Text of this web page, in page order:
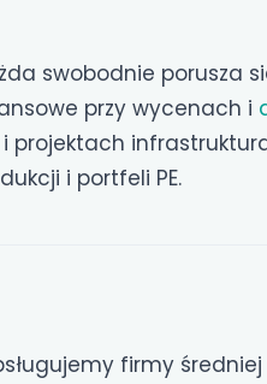
swobodnie porusza
przy wycenach i
i projektach
i portfeli PE.
firmy